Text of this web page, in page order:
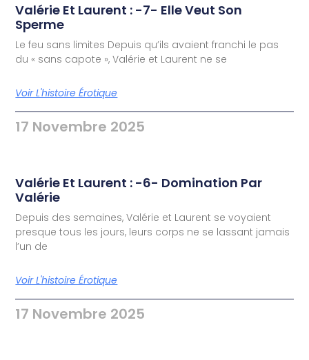
Valérie Et Laurent : -7- Elle Veut Son
Sperme
Le feu sans limites Depuis qu’ils avaient franchi le pas
du « sans capote », Valérie et Laurent ne se
Voir L'histoire Érotique
17 Novembre 2025
Valérie Et Laurent : -6- Domination Par
Valérie
Depuis des semaines, Valérie et Laurent se voyaient
presque tous les jours, leurs corps ne se lassant jamais
l’un de
Voir L'histoire Érotique
17 Novembre 2025